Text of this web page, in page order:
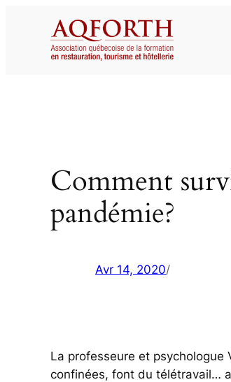
Comment
pandémie?
Avr 14, 2020/
La professeure et psychologue
confinées, font du télétravail…